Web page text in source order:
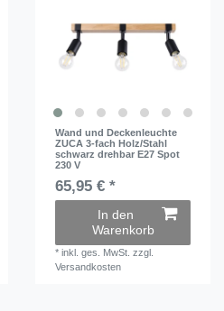
Wand und Deckenleuchte
ZUCA 3-fach Holz/Stahl
schwarz drehbar E27 Spot
230 V
65,95 € *
In den
Warenkorb
*inkl. ges. MwSt. zzgl.
Versandkosten